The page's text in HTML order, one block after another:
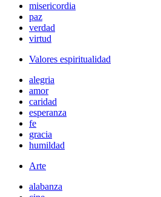
misericordia
paz
verdad
virtud
Valores espiritualidad
alegria
amor
caridad
esperanza
fe
gracia
humildad
Arte
alabanza